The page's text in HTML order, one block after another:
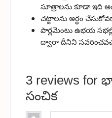
సూత్రాలను కూడా ఇది
చట్టాలను అర్థం
పార్లమెంటు ఉభయ
ద్వారా దీనిని
3 reviews for
సంచిక